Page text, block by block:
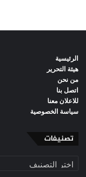
الرئيسية
هيئة التحرير
من نحن
اتصل بنا
للاعلان معنا
سياسة الخصوصية
تصنيفات
تصنيفات